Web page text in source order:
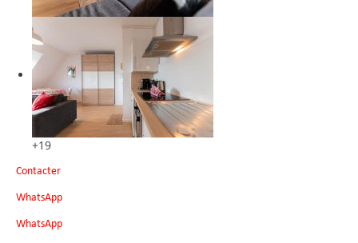
+19
Contacter
WhatsApp
WhatsApp